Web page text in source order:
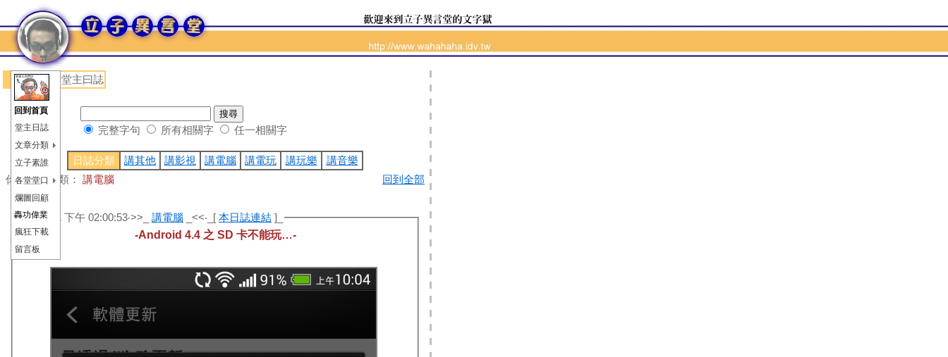
回到首頁
堂主日誌
文章分類
立子素誰
各堂堂口
爛圖回顧
轟功偉業
瘋狂下載
留言板
首頁>> 堂主曰誌
完整字句 所有相關字 任一相關字
日誌分類 講其他 講影視 講電腦 講電玩 講玩樂
講音樂
你所在的分類： 講電腦 回到全部
2014/5/1 下午 02:00:53‧>>_ 講電腦 _<<‧_[ 本日誌連結 ]_
-Android 4.4 之 SD 卡不能玩…-
星期四：